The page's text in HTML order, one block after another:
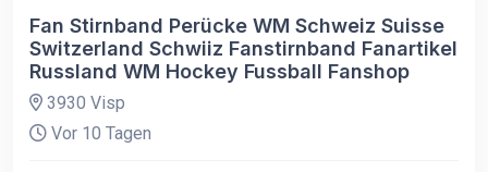
Fan Stirnband Perücke WM Schweiz Suisse
Switzerland Schwiiz Fanstirnband Fanartikel
Russland WM Hockey Fussball Fanshop
3930 Visp
Vor 10 Tagen